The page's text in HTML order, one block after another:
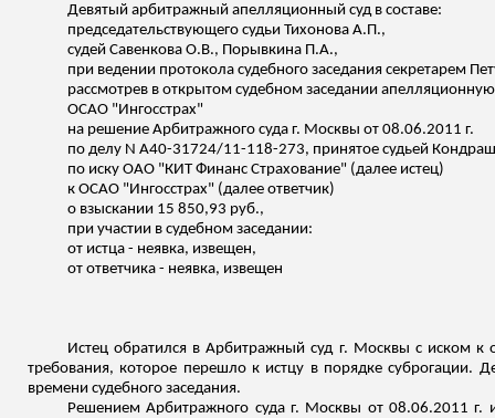
Девятый арбитражный апелляционный суд в составе:
председательствующего судьи Тихонова А.П.,
судей Савенкова О.В., Порывкина П.А.,
при ведении протокола судебного заседания секретарем
рассмотрев в открытом судебном заседании
ОСАО "Ингосстрах"
на решение Арбитражного суда г. Москвы от 08.06.2011 г.
по делу N А40-31724/11-118-273, принятое судьей
по иску ОАО "КИТФинанс Страхование" (далее истец)
к ОСАО "Ингосстрах" (далее ответчик)
о взыскании 15 850,93 руб.,
при участии в судебном заседании:
от истца - неявка, извещен,
от ответчика - неявка, извещен
Истец обратился в Арбитражный суд г. Москвы с иском к
требования, которое перешло к истцу в порядке суброгации.
времени судебного заседания.
Решением Арбитражного суда г. Москвы от 08.06.2011 г.